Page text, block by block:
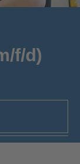
f/d)